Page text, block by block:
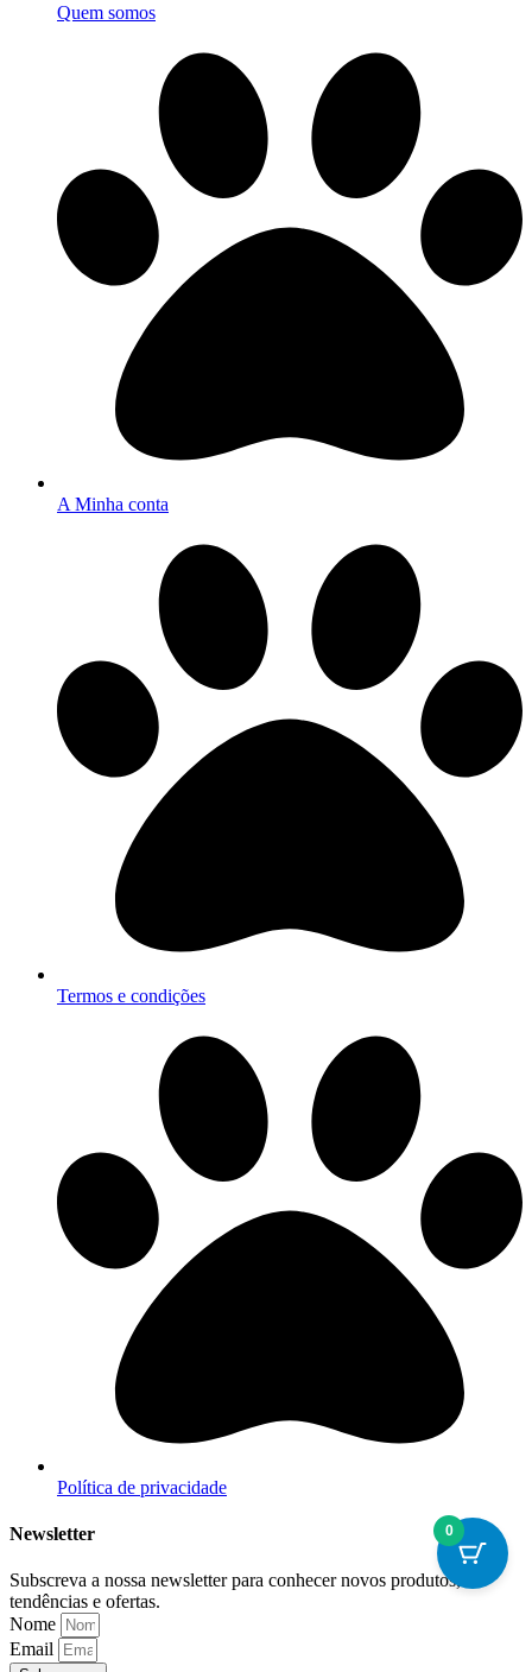
Quem somos
A Minha conta
Termos e condições
Política de privacidade
Newsletter
Subscreva a nossa newsletter para conhecer novos produtos,
tendências e ofertas.
Nome
Email
0